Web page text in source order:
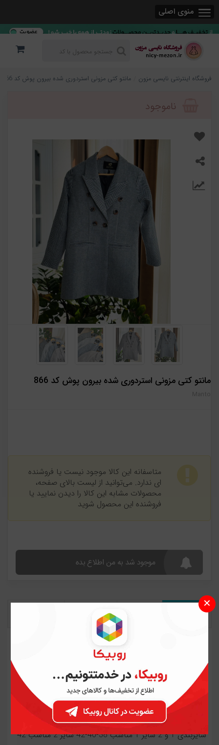
منوی اصلی
فروشگاه اینترنتی نایسی مزون مانتو کتی مزونی استردوری شده بیرون پوش کد 866
ناموجود
مانتو کتی مزونی استردوری شده بیرون پوش کد 866
متاسفانه این کالا موجود نیست یا فروشنده
ای ندارد. می‌توانید از لیست بالای صفحه،
محصولات مشابه این کالا را دیدن نمایید یا
فروشنده این محصول شوید
موجود شد به من اطلاع بده
نقد و بررسی نظرات کاربران
نقد و بررسی اجمالی
مانتو کتی مزونی استردوری شده بیرون پوش کد 866
مانتو کتی مزونی استردوری شده بیرون پوش کد 866 جنس
جناقی ضخیم داخل استردوزی شده کیفیت عاااالی قد 75 در
سایزبندی 1 و 2 سایز 1 مناسب 38-40-42 سایز 2 مناسب 42
✕